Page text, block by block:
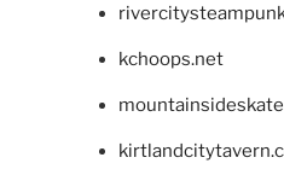
kchoops.net